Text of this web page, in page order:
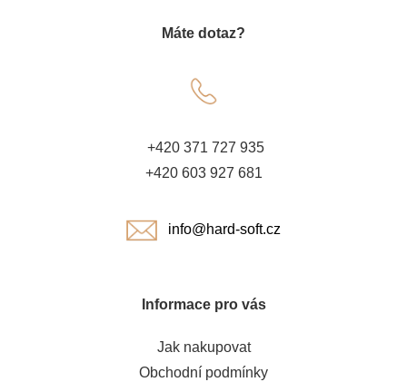
Máte dotaz?
+420 371 727 935
+420 603 927 681
info@hard-soft.cz
Informace pro vás
Jak nakupovat
Obchodní podmínky